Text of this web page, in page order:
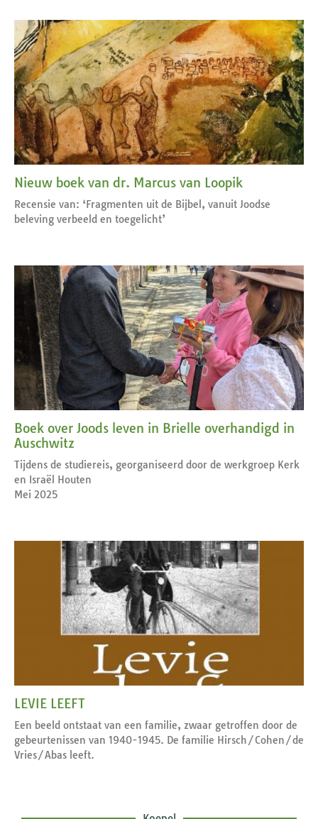
Nieuw boek van dr. Marcus van Loopik
Recensie van: ‘Fragmenten uit de Bijbel, vanuit Joodse
beleving verbeeld en toegelicht’
Boek over Joods leven in Brielle overhandigd in
Auschwitz
Tijdens de studiereis, georganiseerd door de werkgroep Kerk
en Israël Houten
Mei 2025
LEVIE LEEFT
Een beeld ontstaat van een familie, zwaar getroffen door de
gebeurtenissen van 1940-1945. De familie Hirsch/Cohen/de
Vries/Abas leeft.